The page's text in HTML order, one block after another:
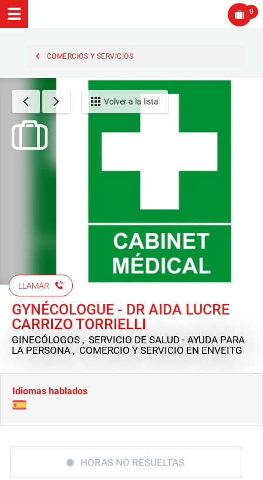
0
COMERCIOS Y SERVICIOS
Volver a la lista
LLAMAR
GYNÉCOLOGUE - DR AIDA LUCRE
CARRIZO TORRIELLI
GINECÓLOGOS , SERVICIO DE SALUD - AYUDA PARA
LA PERSONA , COMERCIO Y SERVICIO EN ENVEITG
Idiomas hablados
HORAS NO RESUELTAS